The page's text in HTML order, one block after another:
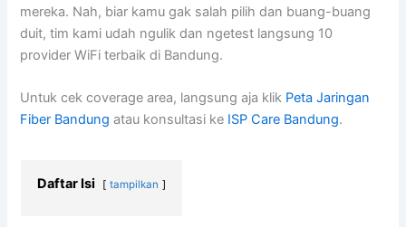
mereka. Nah, biar kamu gak salah pilih dan buang-buang
duit, tim kami udah ngulik dan ngetest langsung 10
provider WiFi terbaik di Bandung.
Untuk cek coverage area, langsung aja klik Peta Jaringan
Fiber Bandung atau konsultasi ke ISP Care Bandung.
Daftar Isi tampilkan